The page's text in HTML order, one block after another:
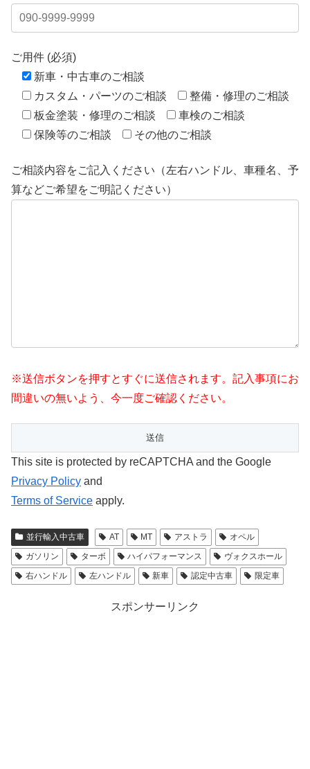
ご用件 (必須)
新車・中古車のご相談
カスタム・パーツのご相談
整備・修理のご相談
板金塗装・修理のご相談
車検のご相談
保険等のご相談
その他のご相談
ご相談内容をご記入ください（左右ハンドル、車種名、予
算などご希望をご明記ください）
※送信ボタンを押すとすぐに送信されます。記入事項にお
間違いの無いよう、今一度ご確認ください。
This site is protected by reCAPTCHA and the Google
Privacy Policy and
Terms of Service apply.
並行輸入中古車 AT MT アストラ
オペル
ガソリン
ターボ ハイパフォーマンス
ヴォクスホール
右ハンドル
左ハンドル 新車 認定中古車 限定車
スポンサーリンク